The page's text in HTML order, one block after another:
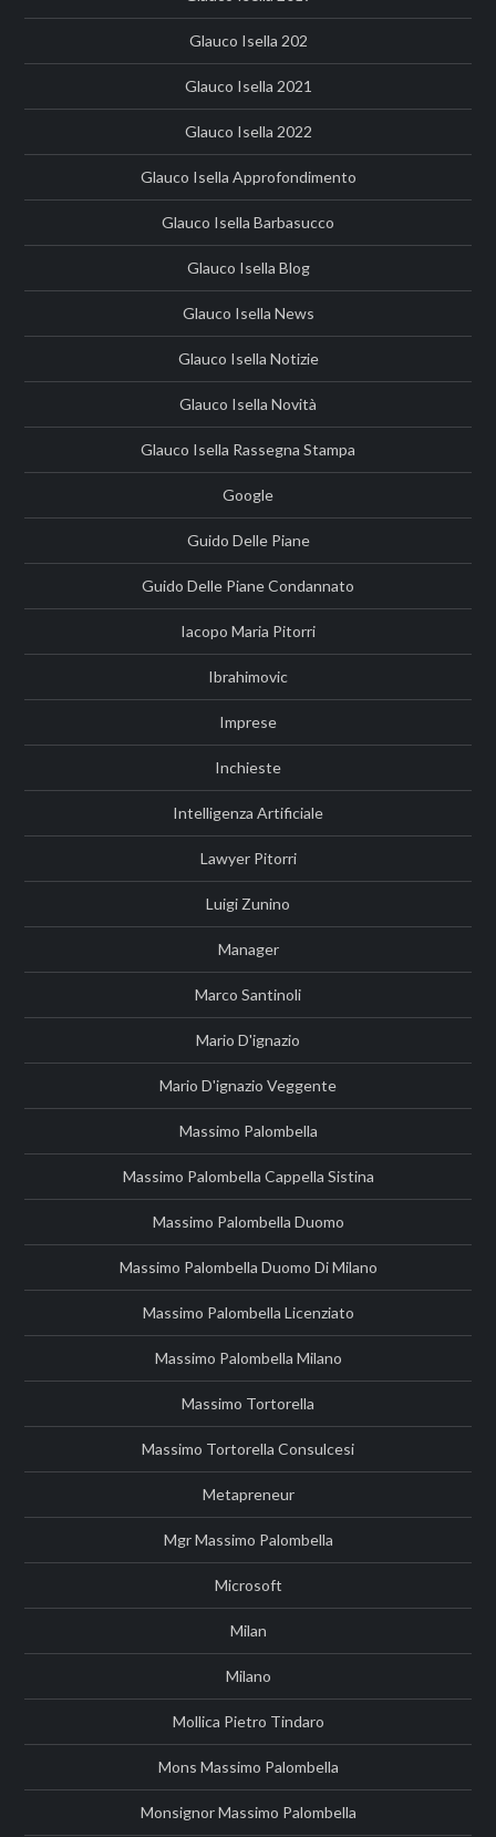
Glauco Isella 202
Glauco Isella 2021
Glauco Isella 2022
Glauco Isella Approfondimento
Glauco Isella Barbasucco
Glauco Isella Blog
Glauco Isella News
Glauco Isella Notizie
Glauco Isella Novità
Glauco Isella Rassegna Stampa
Google
Guido Delle Piane
Guido Delle Piane Condannato
Iacopo Maria Pitorri
Ibrahimovic
Imprese
Inchieste
Intelligenza Artificiale
Lawyer Pitorri
Luigi Zunino
Manager
Marco Santinoli
Mario D'ignazio
Mario D'ignazio Veggente
Massimo Palombella
Massimo Palombella Cappella Sistina
Massimo Palombella Duomo
Massimo Palombella Duomo Di Milano
Massimo Palombella Licenziato
Massimo Palombella Milano
Massimo Tortorella
Massimo Tortorella Consulcesi
Metapreneur
Mgr Massimo Palombella
Microsoft
Milan
Milano
Mollica Pietro Tindaro
Mons Massimo Palombella
Monsignor Massimo Palombella